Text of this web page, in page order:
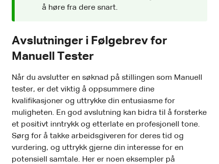
å høre fra dere snart.
Avslutninger i Følgebrev for
Manuell Tester
Når du avslutter en søknad på stillingen som Manuell
tester, er det viktig å oppsummere dine
kvalifikasjoner og uttrykke din entusiasme for
muligheten. En god avslutning kan bidra til å forsterke
et positivt inntrykk og etterlate en profesjonell tone.
Sørg for å takke arbeidsgiveren for deres tid og
vurdering, og uttrykk gjerne din interesse for en
potensiell samtale. Her er noen eksempler på